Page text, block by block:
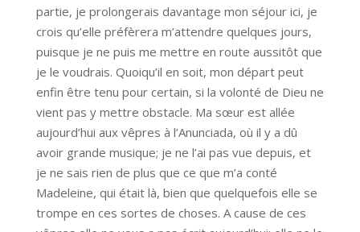
partie, je prolongerais davantage mon séjour ici, je
crois qu’elle préfèrera m’attendre quelques jours,
puisque je ne puis me mettre en route aussitôt que
je le voudrais. Quoiqu’il en soit, mon départ peut
enfin être tenu pour certain, si la volonté de Dieu ne
vient pas y mettre obstacle. Ma sœur est allée
aujourd’hui aux vêpres à l’Anunciada, où il y a dû
avoir grande musique; je ne l’ai pas vue depuis, et
je ne sais rien de plus que ce que m’a conté
Madeleine, qui était là, bien que quelquefois elle se
trompe en ces sortes de choses. A cause de ces